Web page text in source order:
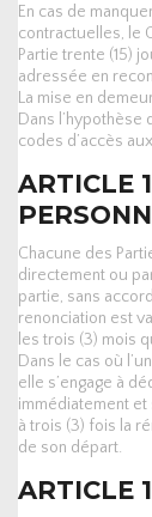
En cas de
contractuelles, le
Partie trente (15)
adressée en
La mise en
Dans l’hypothèse
codes d’accès
ARTICLE
Chacune des
directement ou
partie, sans
renonciation est
les trois (3) mois
Dans le cas où
elle s’engage à
immédiatement
à trois (3) fois la
de son départ.
ARTICLE